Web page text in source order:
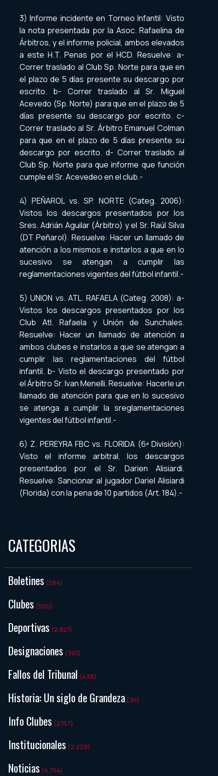
3) Informe incidente en Torneo Infantil: Visto
la nota presentada por la Asoc. Rafaelina de
Árbitros, y el informe policial, ambos elevados
a este H.T. Penas por el HCD. Resuelve: a-
Correr traslado al Club Sp. Norte para que en
el plazo de 5 días presente su descargo por
escrito. b- Correr traslado al Sr. Miguel
Acevedo (Sp. Norte) para que en el plazo de 5
días presente su descargo por escrito. c-
Correr traslado al Sr. Árbitro Emanuel Colman
para que en el plazo de 5 días presente su
descargo por escrito. d- Correr traslado al
Club Sp. Norte para que informe que función
cumple el Sr. Acevedeo en el club.-
4) PEÑAROL vs. SP. NORTE (Categ. 2006):
Vistos los descargos presentados por los
Sres. Adrián Aguilar (Árbitro) y el Sr. Raúl Silva
(DT Peñarol). Resuelve: Hacer un llamado de
atención a los mismos e instarlos a que en lo
sucesivo se atengan a cumplir las
reglamentaciones vigentes del fútbol infantil.-
5) UNION vs. ATL. RAFAELA (Categ. 2008): a-
Vistos los descargos presentados por los
Club Atl. Rafaela y Unión de Sunchales.
Resuelve: Hacer un llamado de atención a
ambos clubes e instarlos a que se atengan a
cumplir las reglamentaciones del fútbol
infantil. b- Visto el descargo presentado por
el Árbitro Sr. Ivan Menelli. Resuelve: Hacerle un
llamado de atención para que en lo sucesivo
se atenga a cumplir la sreglamentaciones
vigentes del fútbol infantil.-
6) Z. PEREYRA FBC vs. FLORIDA (6ª División):
Visto el informe arbitral, los descargos
presentados por el Sr. Darien Alisiardi.
Resuelve: Sancionar al jugador Dariel Alisiardi
(Florida) con la pena de 10 partidos (Art. 184).-
CATEGORIAS
Boletines (564)
Clubes (550)
Deportivas (2.821)
Designaciones (391)
Fallos del Tribunal (438)
Historia: Un siglo de Grandeza (34)
Info Clubes (2.157)
Institucionales (2.229)
Noticias (4.764)